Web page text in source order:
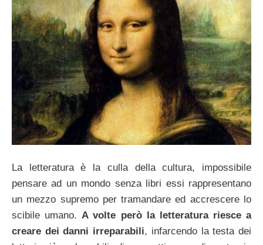
La letteratura è la culla della cultura, impossibile
pensare ad un mondo senza libri essi rappresentano
un mezzo supremo per tramandare ed accrescere lo
scibile umano.A volte però la letteratura riesce a
creare dei danni irreparabili, infarcendo la testa dei